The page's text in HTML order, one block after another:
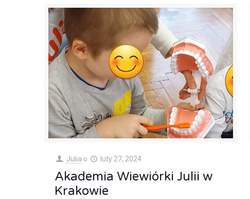
Julia o luty 27, 2024
Akademia Wiewiórki Julii w
Krakowie